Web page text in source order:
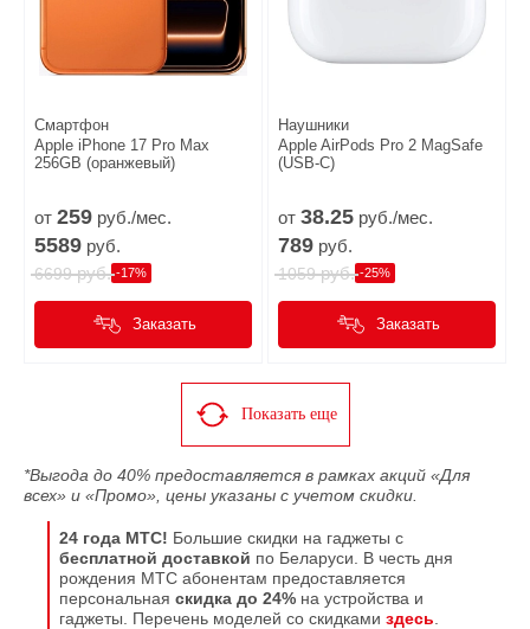
Смартфон
Apple iPhone 17 Pro Max
256GB (оранжевый)
от 259 руб./мес.
5589 руб.
6699руб. -17%
Заказать
Наушники
Apple AirPods Pro 2 MagSafe
(USB-C)
от 38.25 руб./мес.
789 руб.
1059руб. -25%
Заказать
Показать еще
*Выгода до 40% предоставляется в рамках акций «Для
всех» и «Промо», цены указаны с учетом скидки.
24 года МТС! Большие скидки на гаджеты с
бесплатной доставкой по Беларуси. В честь дня
рождения МТС абонентам предоставляется
персональная скидка до 24% на устройства и
гаджеты. Перечень моделей со скидками здесь